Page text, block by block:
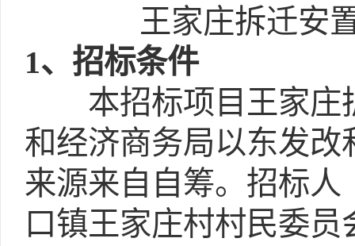
王家庄拆迁安
1、招标条件
本招标项目王家庄
和经济商务局以东发
来源来自自筹。招标
口镇王家庄村村民委